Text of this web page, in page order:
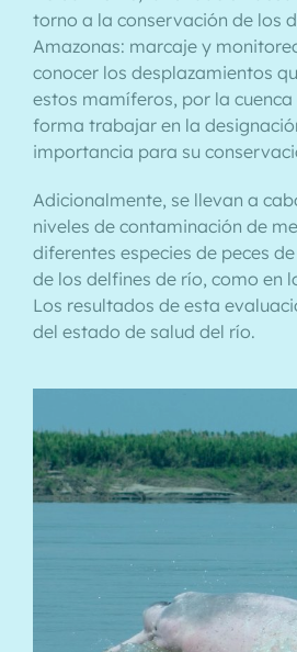
torno a la conservación de los
Amazonas: marcaje y
conocer los desplazamientos
estos mamíferos, por la
forma trabajar en la
importancia para su
Adicionalmente, se llevan a
niveles de contaminación de
diferentes especies de peces
de los delfines de río, como en
Los resultados de esta
del estado de salud del río.